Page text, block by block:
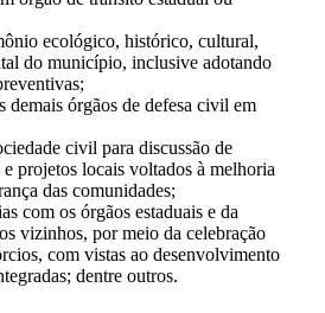
ecológico, histórico, cultural,
do município, inclusive adotando
órgãos de defesa civil em
civil para discussão de
projetos locais voltados à melhoria
das comunidades;
com os órgãos estaduais e da
vizinhos, por meio da celebração
com vistas ao desenvolvimento
dentre outros.